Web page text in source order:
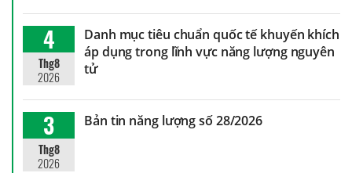
4
Thg8
2026
Danh mục tiêu chuẩn quốc tế khuyến khích
áp dụng trong lĩnh vực năng lượng nguyên
tử
3
Thg8
2026
Bản tin năng lượng số 28/2026